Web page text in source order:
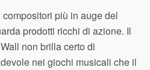
più in auge del
prodotti ricchi di azione. Il
non brilla certo di
nei giochi musicali che il